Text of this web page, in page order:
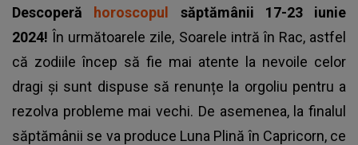
Descoperă horoscopul săptămânii 17-23 iunie
2024!În următoarele zile, Soarele intră în Rac, astfel
că zodiile încep să fie mai atente la nevoile celor
dragi și sunt dispuse să renunțe la orgoliu pentru a
rezolva probleme mai vechi. De asemenea, la finalul
săptămânii se va produce Luna Plină în Capricorn, ce